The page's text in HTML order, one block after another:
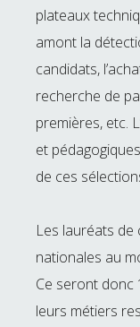
plateaux
amont la
candidats,
recherche de
premières, etc.
et
de ces
Les lauréats de
nationales au
Ce seront donc
leurs métiers